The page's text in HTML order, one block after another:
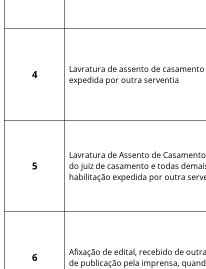
4
Lavratura de assento de
expedida por outra serventia
5
Lavratura de Assento de
do juiz de casamento e todas
habilitação expedida por outra
6
Afixação de edital, recebido de
de publicação pela imprensa,